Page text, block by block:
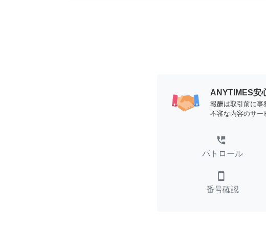
ANYTIMES安
報酬は取引前に事
不審な内容のサー
perm_phone_msg
パトロール
smartphone
番号確認